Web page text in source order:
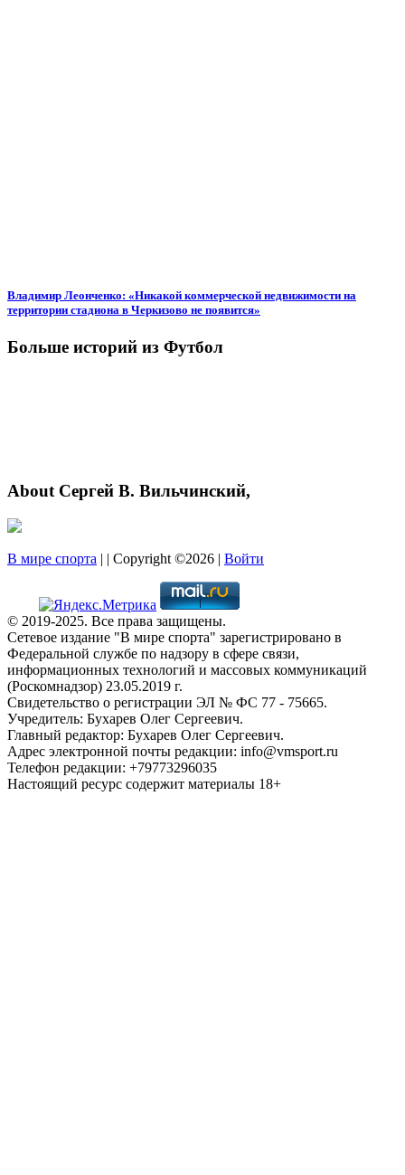
Владимир Леонченко: «Никакой коммерческой недвижимости на
территории стадиона в Черкизово не появится»
Больше историй из Футбол
About Сергей В. Вильчинский,
В мире спорта | | Copyright ©2026 | Войти
© 2019-2025. Все права защищены.
Сетевое издание "В мире спорта" зарегистрировано в
Федеральной службе по надзору в сфере связи,
информационных технологий и массовых коммуникаций
(Роскомнадзор) 23.05.2019 г.
Свидетельство о регистрации ЭЛ № ФС 77 - 75665.
Учредитель: Бухарев Олег Сергеевич.
Главный редактор: Бухарев Олег Сергеевич.
Адрес электронной почты редакции: info@vmsport.ru
Телефон редакции: +79773296035
Настоящий ресурс содержит материалы 18+